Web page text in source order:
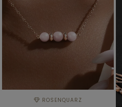
ROSENQUARZ